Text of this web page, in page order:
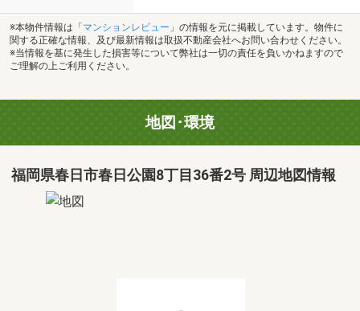
※本物件情報は「 マンションレビュー 」の情報を元に掲載しています。物件に
関する正確な情報、及び最新情報は取扱不動産会社へお問い合わせください。
※当情報を基に発生した損害等について弊社は一切の責任を負いかねますので
ご理解の上ご利用ください。
地図･環境
福岡県春日市春日公園8丁目36番2号 周辺地図情報